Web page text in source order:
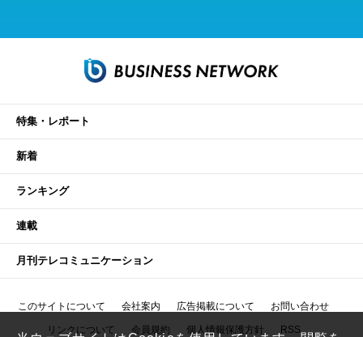
特集・レポート
新着
ランキング
連載
月刊テレコミュニケーション
このサイトについて 会社案内 広告掲載について お問い合わせ
リンクについて 会員規約 個人情報保護方針 RSS